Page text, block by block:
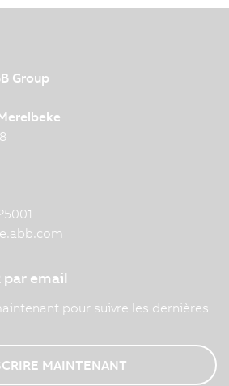
Group
par email
pour suivre les dernières
MAINTENANT